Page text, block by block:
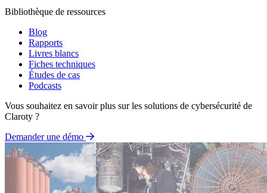
Bibliothèque de ressources
Blog
Rapports
Livres blancs
Fiches techniques
Études de cas
Podcasts
Vous souhaitez en savoir plus sur les solutions de cybersécurité de
Claroty ?
Demander une démo